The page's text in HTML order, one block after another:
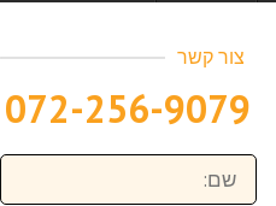
צור קשר
072-256-9079
שם: